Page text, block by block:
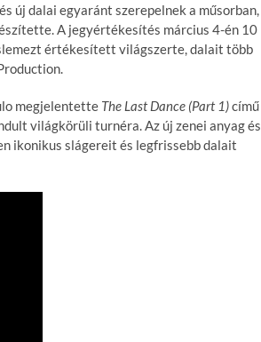
új dalai egyaránt szerepelnek a műsorban,
A jegyértékesítés március 4-én 10
értékesített világszerte, dalait több
megjelentette The Last Dance (Part 1)című
világkörüli turnéra. Az új zenei anyag és
ikonikus slágereit és legfrissebb dalait